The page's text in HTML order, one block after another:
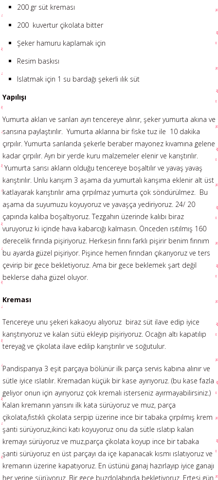
200 gr süt kreması
200 kuvertur çikolata bitter
Şeker hamuru kaplamak için
Resim baskısı
Islatmak için 1 su bardağı şekerli ılık süt
Yapılışı
Yumurta akları ve sarıları ayrı tencereye alınır, şeker yumurta akına ve
sarısına paylaştırılır. Yumurta aklarına bir fiske tuz ile 10 dakika
çırpılır. Yumurta sarılarıda şekerle beraber mayonez kıvamına gelene
kadar çırpılır. Ayrı bir yerde kuru malzemeler elenir ve karıştırılır.
Yumurta sarısı akların olduğu tencereye boşaltılır ve yavaş yavaş
karıştırılır. Unlu karışım 3 aşama da yumurtalı karışıma eklenir alt üst
katlayarak karıştırılır ama çırpılmaz yumurta çok söndürülmez. Bu
aşama da suyumuzu koyuyoruz ve yavaşça yediriyoruz. 24/ 20
çapında kalıba boşaltıyoruz. Tezgahın üzerinde kalıbı biraz
vuruyoruz ki içinde hava kabarcığı kalmasın. Önceden ısıtılmış 160
derecelik fırında pişiriyoruz. Herkesin fırını farklı pişirir benim fırınım
bu ayarda güzel pişiriyor. Pişince hemen fırından çıkarıyoruz ve ters
çevirip bir gece bekletiyoruz. Ama bir gece beklemek şart değil
beklerse daha güzel oluyor.
Kreması
Tencereye unu şekeri kakaoyu alıyoruz biraz süt ilave edip iyice
karıştırıyoruz ve kalan sütü ekleyip pişiriyoruz. Ocağın altı kapatılıp
tereyağ ve çikolata ilave edilip karıştırılır ve soğutulur.
Pandispanya 3 eşit parçaya bölünür ilk parça servis kabına alınır ve
sütle iyice ıslatılır. Kremadan küçük bir kase ayırıyoruz. (bu kase fazla
geliyor onun için ayırıyoruz çok kremalı isterseniz ayırmayabilirsiniz.)
Kalan kremanın yarısını ilk kata sürüyoruz ve muz, parça
çikolata,fıstıklı çikolata serpip üzerine ince bir tabaka çırpılmış krem
şanti sürüyoruz,ikinci katı koyuyoruz onu da sütle ıslatıp kalan
kremayı sürüyoruz ve muz,parça çikolata koyup ince bir tabaka
şanti sürüyoruz en üst parçayı da içe kapanacak kısmı ıslatıyoruz ve
kremanın üzerine kapatıyoruz. En üstünü ganaj hazırlayıp iyice ganajı
her yerine sürüyoruz. Bir gece buzdolabında bekletiyoruz. Ertesi gün